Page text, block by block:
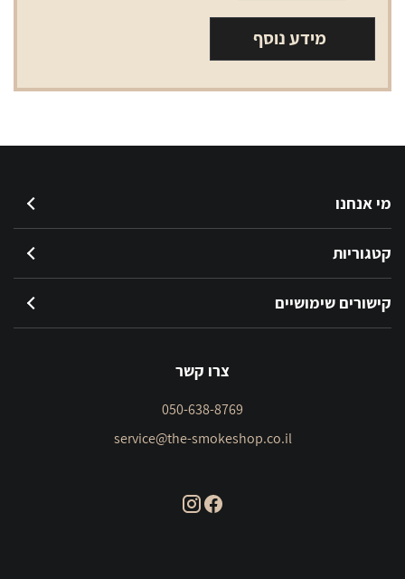
מידע נוסף
מי אנחנו
קטגוריות
קישורים שימושיים
צרו קשר
050-638-8769
service@the-smokeshop.co.il